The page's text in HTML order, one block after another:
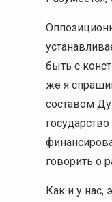
быть с
же я
составом
говорить о
Как и у нас,